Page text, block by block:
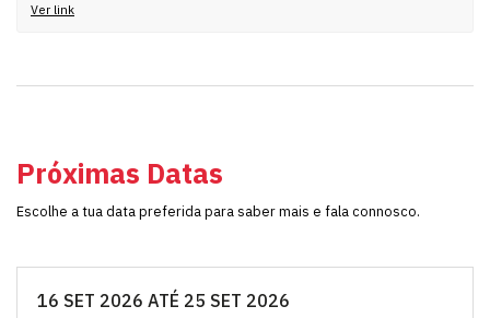
Ver link
Próximas Datas
Escolhe a tua data preferida para saber mais e fala connosco.
16 SET 2026 ATÉ 25 SET 2026